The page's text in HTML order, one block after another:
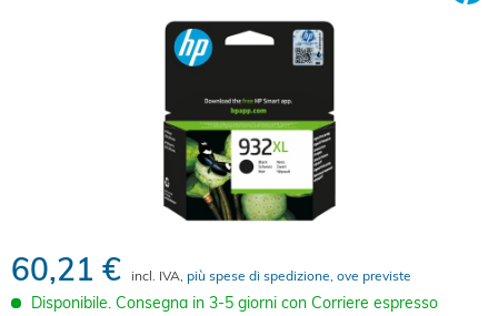
60,21 € incl. IVA, più spese di spedizione, ove previste
Disponibile. Consegna in 3-5 giorni con Corriere espresso